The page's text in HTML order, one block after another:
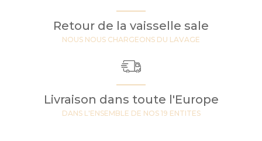
Retour de la vaisselle sale
NOUS NOUS CHARGEONS DU LAVAGE
Livraison dans toute l'Europe
DANS L'ENSEMBLE DE NOS 19 ENTITES